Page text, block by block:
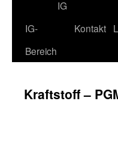
IG
IG-
Bereich
Kontakt
Kraftstoff –